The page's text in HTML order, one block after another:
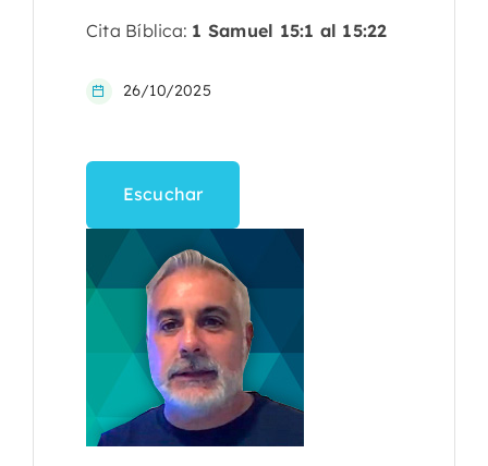
Cita Bíblica: 1 Samuel 15:1 al 15:22
26/10/2025
Escuchar